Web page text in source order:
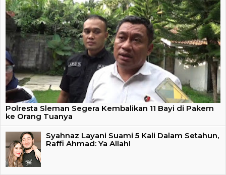
Polresta Sleman Segera Kembalikan 11 Bayi di Pakem
ke Orang Tuanya
Syahnaz Layani Suami 5 Kali Dalam Setahun,
Raffi Ahmad: Ya Allah!